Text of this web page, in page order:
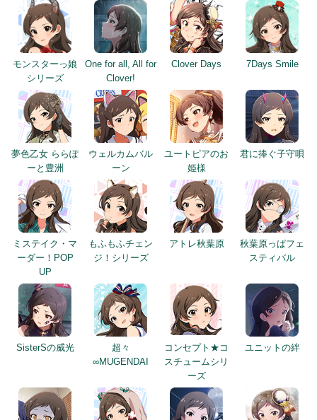
モンスターっ娘
シリーズ
One for all, All for
Clover!
Clover Days 7Days Smile
夢色乙女 ららぽ
ーと豊洲
ウェルカムバル
ーン
ユートピアのお
姫様
君に捧ぐ子守唄
ミステイク・マ
ーダー！POP
UP
もふもふチェン
ジ！シリーズ
アトレ秋葉原
秋葉原っぱフェ
スティバル
SisterSの威光
超々
∞MUGENDAI
コンセプト★コ
スチュームシリ
ーズ
ユニットの絆